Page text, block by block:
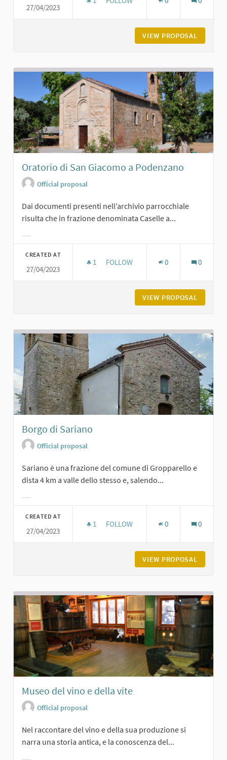
27/04/2023
VIEW PROPOSAL
Oratorio di San Giacomo a Podenzano
Official proposal
Dai documenti presenti nell’archivio parrocchiale
risulta che in frazione denominata Caselle a...
CREATED AT
27/04/2023
1 1 FOLLOWER
FOLLOW 0 0
VIEW PROPOSAL
Borgo di Sariano
Official proposal
Sariano è una frazione del comune di Gropparello e
dista 4 km a valle dello stesso e, salendo...
CREATED AT
27/04/2023
1 1 FOLLOWER
FOLLOW 0 0
VIEW PROPOSAL
Museo del vino e della vite
Official proposal
Nel raccontare del vino e della sua produzione si
narra una storia antica, e la conoscenza del...